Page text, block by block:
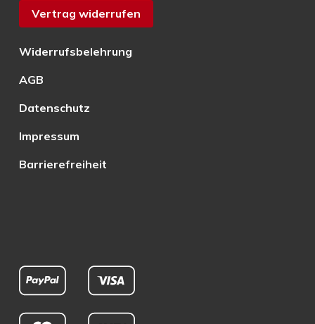
Vertrag widerrufen
Widerrufsbelehrung
AGB
Datenschutz
Impressum
Barrierefreiheit